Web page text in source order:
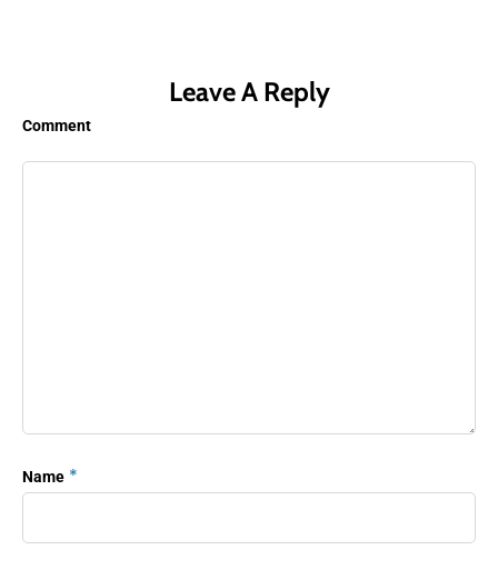
Leave A Reply
Comment
Name *